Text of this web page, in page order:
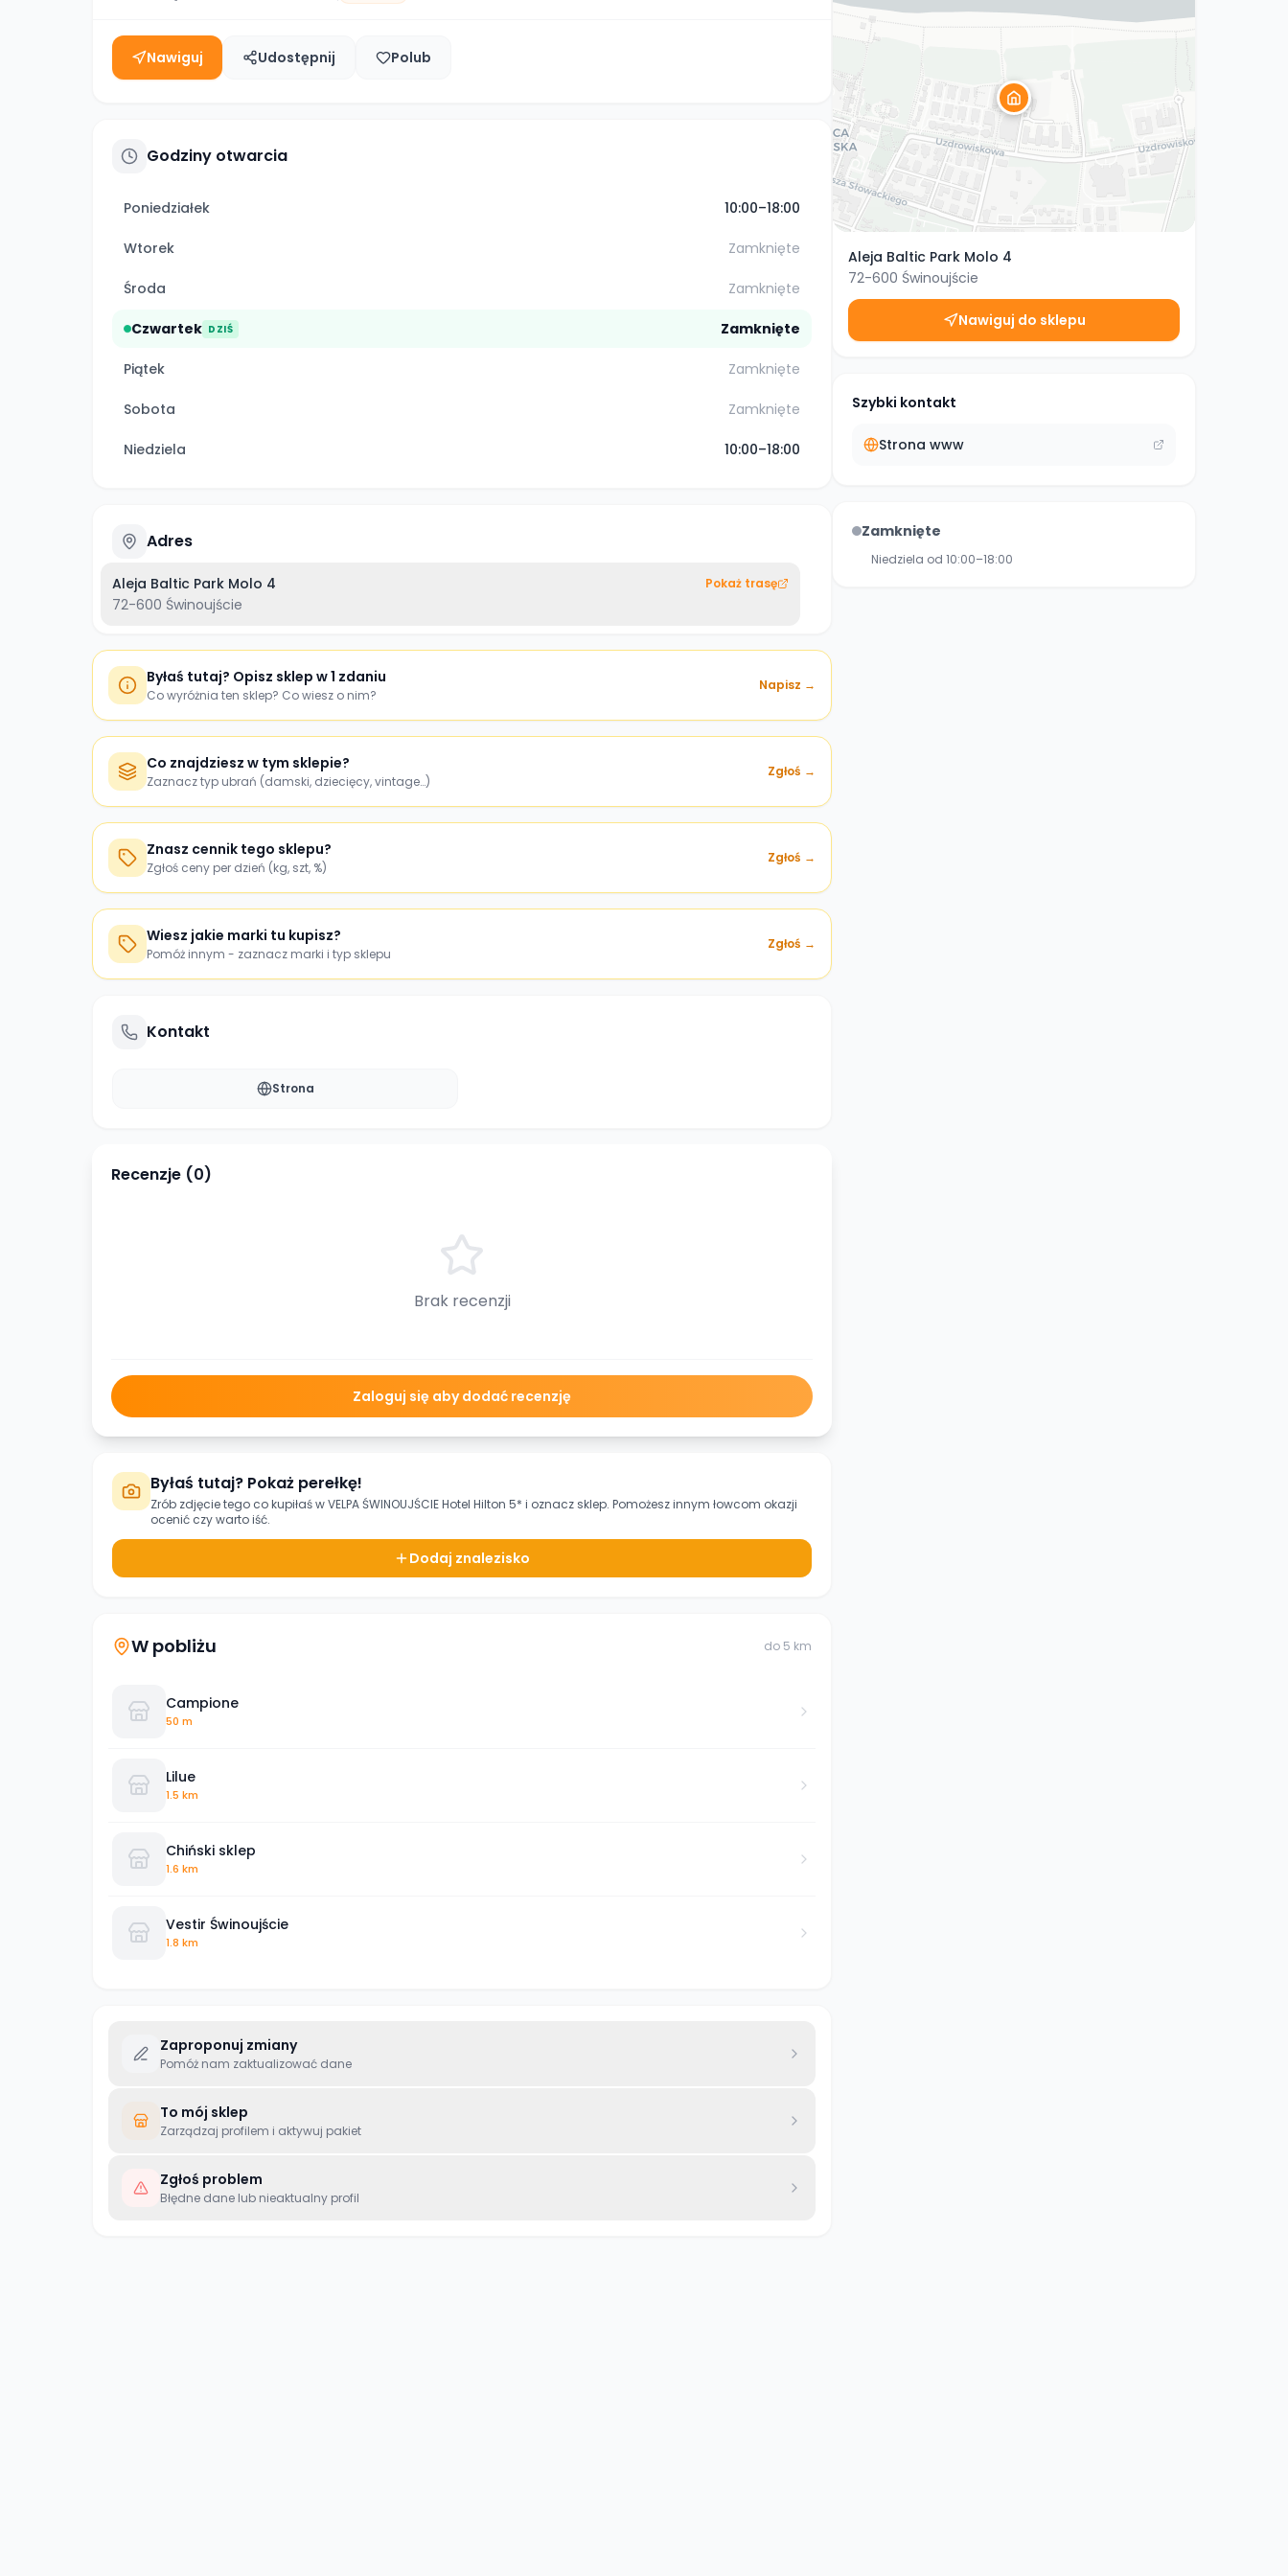
Nawiguj Udostępnij Polub
Godziny otwarcia
Poniedziałek 10:00–18:00
Wtorek Zamknięte
Środa Zamknięte
Czwartek DZIŚ Zamknięte
Piątek Zamknięte
Sobota Zamknięte
Niedziela 10:00–18:00
Adres
Aleja Baltic Park Molo 4
72-600 Świnoujście
Pokaż trasę
Byłaś tutaj? Opisz sklep w 1 zdaniu
Co wyróżnia ten sklep? Co wiesz o nim?
Napisz →
Co znajdziesz w tym sklepie?
Zaznacz typ ubrań (damski, dziecięcy, vintage…)
Zgłoś →
Znasz cennik tego sklepu?
Zgłoś ceny per dzień (kg, szt, %)
Zgłoś →
Wiesz jakie marki tu kupisz?
Pomóż innym - zaznacz marki i typ sklepu
Zgłoś →
Kontakt
Strona
Recenzje (0)
Brak recenzji
Zaloguj się aby dodać recenzję
Byłaś tutaj? Pokaż perełkę!
Zrób zdjęcie tego co kupiłaś wVELPA ŚWINOUJŚCIE Hotel Hilton 5* i oznacz sklep. Pomożesz innym łowcom okazji
ocenić czy warto iść.
Dodaj znalezisko
W pobliżu do 5 km
Campione
50 m
Lilue
1.5 km
Chiński sklep
1.6 km
Vestir Świnoujście
1.8 km
Zaproponuj zmiany
Pomóż nam zaktualizować dane
To mój sklep
Zarządzaj profilem i aktywuj pakiet
Zgłoś problem
Błędne dane lub nieaktualny profil
Aleja Baltic Park Molo 4
72-600 Świnoujście
Nawiguj do sklepu
Szybki kontakt
Strona www
Zamknięte
Niedziela od 10:00–18:00